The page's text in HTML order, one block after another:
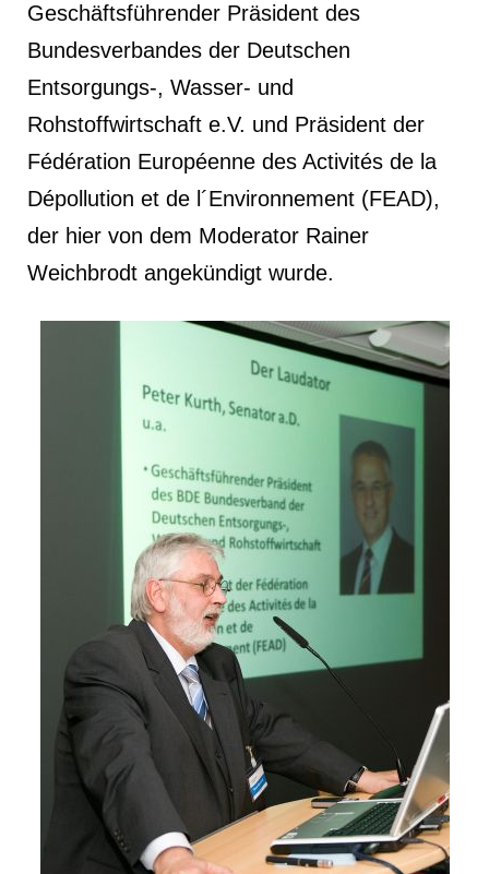
Geschäftsführender Präsident des
Bundesverbandes der Deutschen
Entsorgungs-, Wasser- und
Rohstoffwirtschaft e.V. und Präsident der
Fédération Européenne des Activités de la
Dépollution et de l´Environnement (FEAD),
der hier von dem Moderator Rainer
Weichbrodt angekündigt wurde.